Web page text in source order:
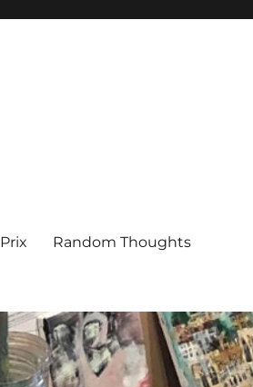
Prix Random Thoughts